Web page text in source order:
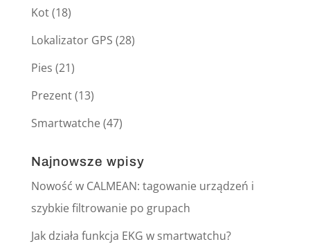
Kot(18)
Lokalizator GPS (28)
Pies (21)
Prezent(13)
Smartwatche(47)
Najnowsze wpisy
Nowość w CALMEAN: tagowanie urządzeń i
szybkie filtrowanie po grupach
Jak działa funkcja EKG w smartwatchu?